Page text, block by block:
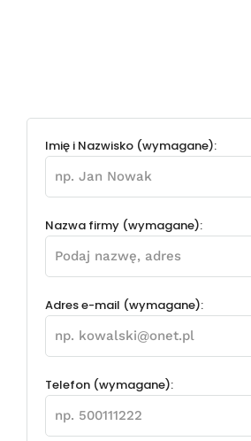
Imię i Nazwisko (wymagane):
Nazwa firmy (wymagane):
Adres e-mail (wymagane):
Telefon (wymagane):